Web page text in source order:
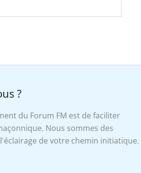
?
du Forum FM est de faciliter
Nous sommes des
de votre chemin initiatique.